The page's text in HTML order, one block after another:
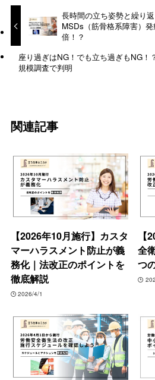
長時間の立ち姿勢と繰り
MSDs（筋骨格系障害）
倍！？
座り過ぎはNG！でも立ち過ぎもNG！
規模調査で判明
関連記事
【2026年10月施行】カスタ
マーハラスメント防止が義
務化｜法改正のポイントを
徹底解説
2026/4/1
全
つ